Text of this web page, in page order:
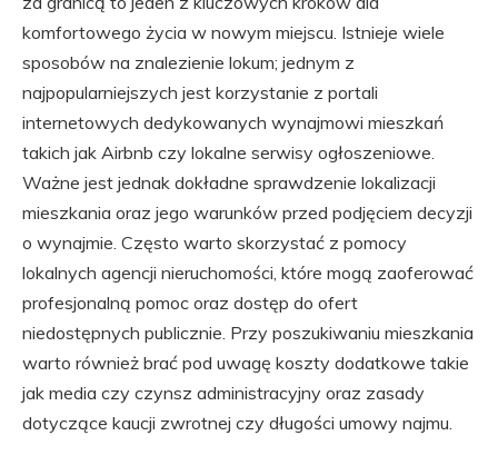
komfortowego życia w nowym miejscu. Istnieje wiele
sposobów na znalezienie lokum; jednym z
najpopularniejszych jest korzystanie z portali
internetowych dedykowanych wynajmowi mieszkań
takich jak Airbnb czy lokalne serwisy ogłoszeniowe.
Ważne jest jednak dokładne sprawdzenie lokalizacji
mieszkania oraz jego warunków przed podjęciem decyzji
o wynajmie. Często warto skorzystać z pomocy
lokalnych agencji nieruchomości, które mogą zaoferować
profesjonalną pomoc oraz dostęp do ofert
niedostępnych publicznie. Przy poszukiwaniu mieszkania
warto również brać pod uwagę koszty dodatkowe takie
jak media czy czynsz administracyjny oraz zasady
dotyczące kaucji zwrotnej czy długości umowy najmu.